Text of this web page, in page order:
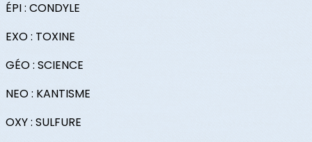
ÉPI : CONDYLE
EXO : TOXINE
GÉO : SCIENCE
NEO : KANTISME
OXY : SULFURE